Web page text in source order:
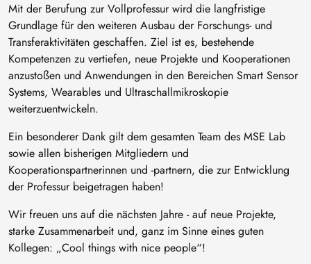
Mit der Berufung zur Vollprofessur wird die langfristige
Grundlage für den weiteren Ausbau der Forschungs- und
Transferaktivitäten geschaffen. Ziel ist es, bestehende
Kompetenzen zu vertiefen, neue Projekte und Kooperationen
anzustoßen und Anwendungen in den Bereichen Smart Sensor
Systems, Wearables und Ultraschallmikroskopie
weiterzuentwickeln.
Ein besonderer Dank gilt dem gesamten Team des MSE Lab
sowie allen bisherigen Mitgliedern und
Kooperationspartnerinnen und -partnern, die zur Entwicklung
der Professur beigetragen haben!
Wir freuen uns auf die nächsten Jahre - auf neue Projekte,
starke Zusammenarbeit und, ganz im Sinne eines guten
Kollegen: „Cool things with nice people“!